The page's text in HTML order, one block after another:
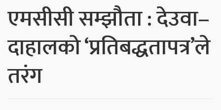
एमसीसी सम्झौता : देउवा–
दाहालको ‘प्रतिबद्धतापत्र’ले
तरंग